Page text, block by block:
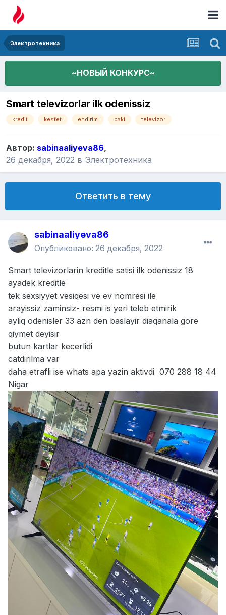
Электротехника
~НОВЫЙ КОНКУРС~
Smart televizorlar ilk odenissiz
kredit kesfet endirim baki televizor
Автор: sabinaaliyeva86,
26 декабря, 2022 в Электротехника
Ответить в тему
sabinaaliyeva86
Опубликовано: 26 декабря, 2022
Smart televizorlarin kreditle satisi ilk odenissiz 18
ayadek kreditle
tek sexsiyyet vesiqesi ve ev nomresi ile
arayissiz zaminsiz- resmi is yeri teleb etmirik
ayliq odenisler 33 azn den baslayir diaqanala gore
qiymet deyisir
butun kartlar kecerlidi
catdirilma var
daha etrafli ise whats apa yazin aktivdi 070 288 18 44
Nigar